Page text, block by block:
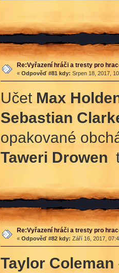
Re:Vyřazení hráči a tresty pro
« Odpověď #81 kdy: Srpen 18, 2017,
Učet Max
Sebastian
opakované
Taweri Drowen
Re:Vyřazení hráči a tresty pro
« Odpověď #82 kdy: Září 16, 2017,
Taylor Coleman